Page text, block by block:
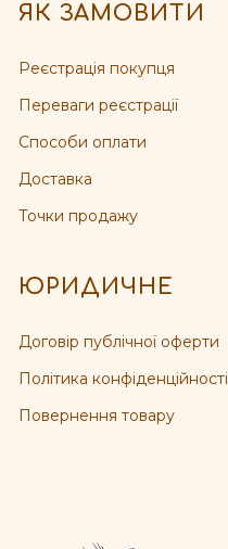
ЯК ЗАМОВИТИ
Реєстрація покупця
Переваги реєстрації
Способи оплати
Доставка
Точки продажу
ЮРИДИЧНЕ
Договір публічної оферти
Політика конфіденційності
Повернення товару